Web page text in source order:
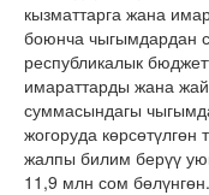
кызматтарга жана
боюнча чыгымдардан
республикалык
имараттарды жана
суммасындагы
жогоруда
жалпы билим берүү
11,9 млн сом бөлүнгөн.